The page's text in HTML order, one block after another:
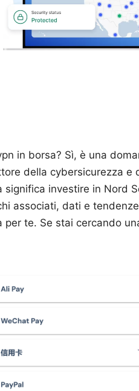
in borsa? Sì, è una
della cybersicurezza e
investire in Nord
associati, dati e
te. Se stai cercando